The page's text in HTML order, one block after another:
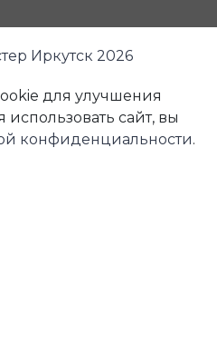
Иркутск 2026
для улучшения
сайт, вы
конфиденциальности.